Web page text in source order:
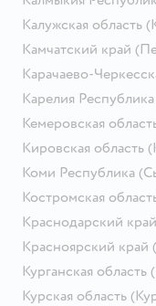
Калужская область
Камчатский край
Карачаево-
Карелия Республика
Кемеровская
Кировская область
Коми Республика
Костромская
Краснодарский край
Красноярский край
Курганская область
Курская область